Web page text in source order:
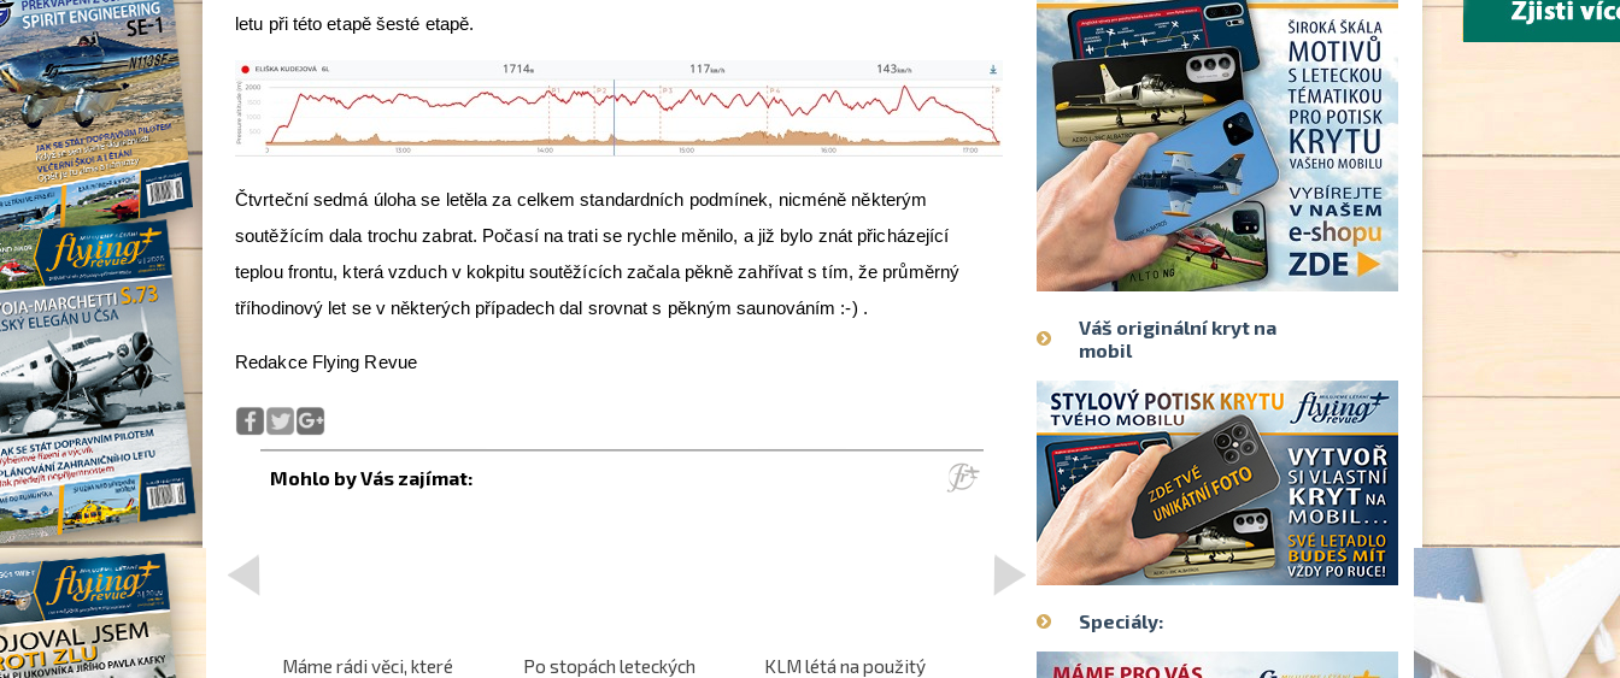
letu při této etapě šesté etapě.
Čtvrteční sedmá úloha se letěla za celkem standardních podmínek, nicméně některým
soutěžícím dala trochu zabrat. Počasí na trati se rychle měnilo, a již bylo znát přicházející
teplou frontu, která vzduch v kokpitu soutěžících začala pěkně zahřívat s tím, že průměrný
tříhodinový let se v některých případech dal srovnat s pěkným saunováním :-) .
Redakce Flying Revue
Projekt nadzvukového
Máme rádi věci, které
Po stopách leteckých
KLM létá na použitý
L-610 nové generace:
Už 236 let člověk dobývá
Chci čtenářům
>
Váš originální kryt na
mobil
Speciály: